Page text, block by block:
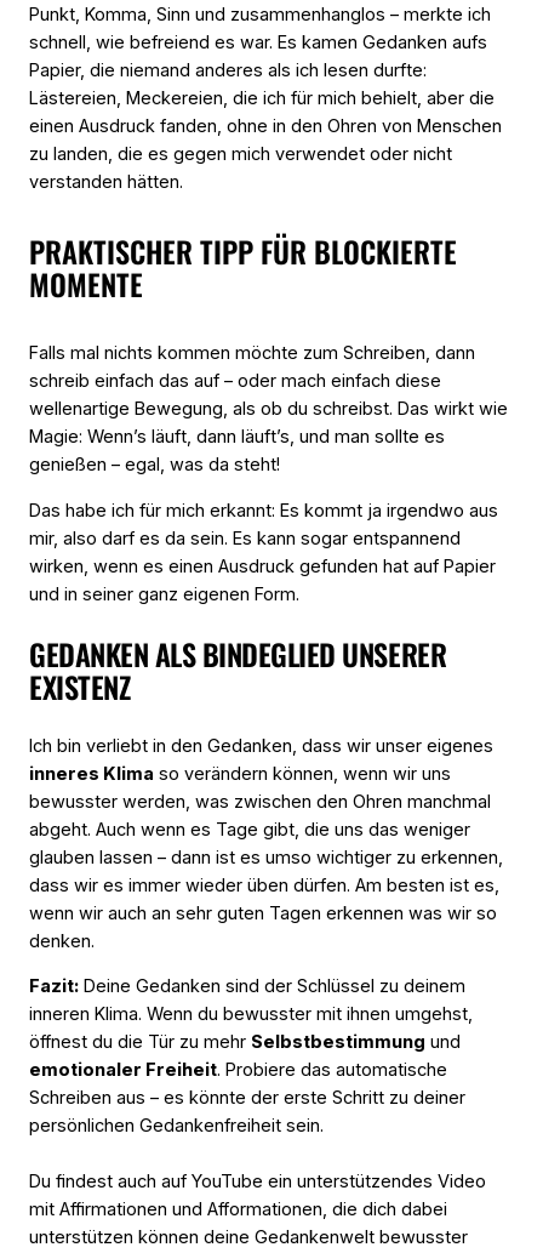
Punkt, Komma, Sinn und zusammenhanglos – merkte ich
schnell, wie befreiend es war. Es kamen Gedanken aufs
Papier, die niemand anderes als ich lesen durfte:
Lästereien, Meckereien, die ich für mich behielt, aber die
einen Ausdruck fanden, ohne in den Ohren von Menschen
zu landen, die es gegen mich verwendet oder nicht
verstanden hätten.
PRAKTISCHER TIPP FÜR BLOCKIERTE
MOMENTE
Falls mal nichts kommen möchte zum Schreiben, dann
schreib einfach das auf – oder mach einfach diese
wellenartige Bewegung, als ob du schreibst. Das wirkt wie
Magie: Wenn’s läuft, dann läuft’s, und man sollte es
genießen – egal, was da steht!
Das habe ich für mich erkannt: Es kommt ja irgendwo aus
mir, also darf es da sein. Es kann sogar entspannend
wirken, wenn es einen Ausdruck gefunden hat auf Papier
und in seiner ganz eigenen Form.
GEDANKEN ALS BINDEGLIED UNSERER
EXISTENZ
Ich bin verliebt in den Gedanken, dass wir unser eigenes
inneres Klima so verändern können, wenn wir uns
bewusster werden, was zwischen den Ohren manchmal
abgeht. Auch wenn es Tage gibt, die uns das weniger
glauben lassen – dann ist es umso wichtiger zu erkennen,
dass wir es immer wieder üben dürfen. Am besten ist es,
wenn wir auch an sehr guten Tagen erkennen was wir so
denken.
Fazit: Deine Gedanken sind der Schlüssel zu deinem
inneren Klima. Wenn du bewusster mit ihnen umgehst,
öffnest du die Tür zu mehr Selbstbestimmung und
emotionaler Freiheit. Probiere das automatische
Schreiben aus – es könnte der erste Schritt zu deiner
persönlichen Gedankenfreiheit sein.
Du findest auch auf YouTube ein unterstützendes Video
mit Affirmationen und Afformationen, die dich dabei
unterstützen können deine Gedankenwelt bewusster